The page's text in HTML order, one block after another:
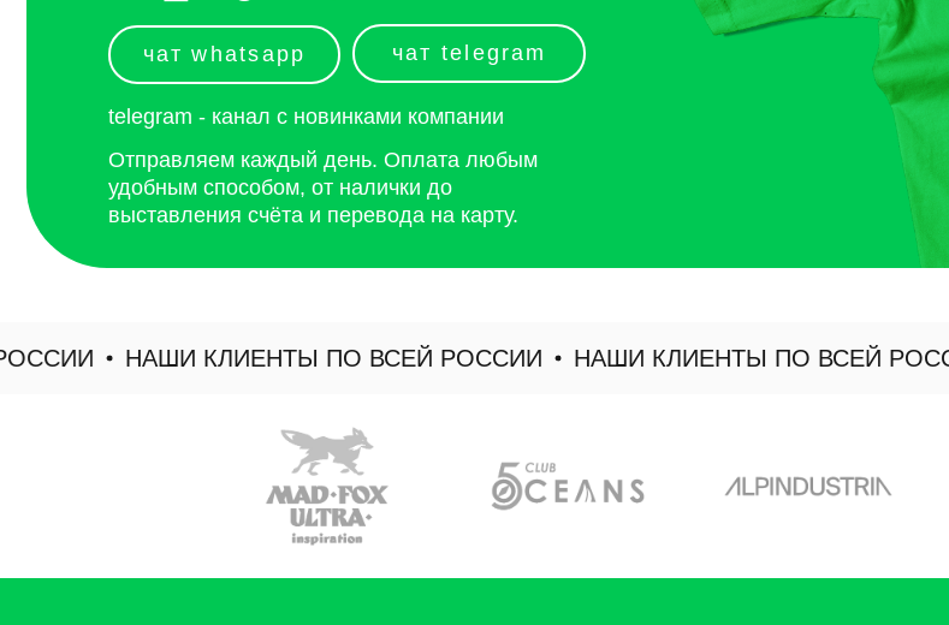
НАШИ КЛИЕНТЫ ПО ВСЕЙ РОССИИ НАШИ КЛИЕНТЫ ПО ВСЕЙ РОССИИ